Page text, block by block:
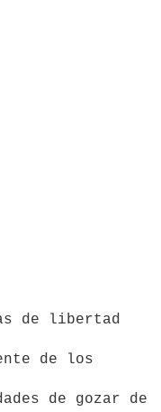
de los
de gozar de